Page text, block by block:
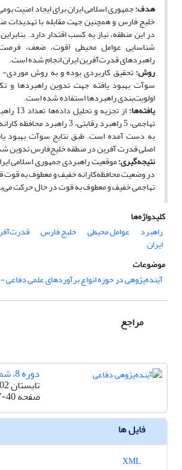
هدف:جمهوری اسلامی ایران برای ایجاد امنیت
خلیج فارس و همچنین جهت مقابله با تهدیدات
در این منطقه، نیاز به کسب اقتدار دارد.
شناسایی عوامل محیطی (قوت، ضعف،
راهبردهای قدرت‌آفرین ایران انجام شده است.
روش:تحقیق کاربردی بوده و به روش موردی-
سوآت بهبود یافته جهت تدوین راهبردها و
اولویت‌بندی راهبردها استفاده شده است.
یافته‌ها:
اصلی قدرت آفرین در منطقه خلیج‌فارس تدوین
نتیجه‌گیری:موقعیت راهبردی جمهوری اسلامی
در وضعیت محافظه‌کارانه خفیف و معطوف به قوت
تهاجمی خفیف و معطوف به قوت در حال حرکت
کلیدواژه‌ها
راهبرد
عوامل محیطی خلیج فارس
ایران
موضوعات
آینده‌پژوهی در حوزه انواع برآوردهای علمی دفاعی
مراجع
دوره 8، شماره 29
تابستان 1402
صفحه40
فایل ها